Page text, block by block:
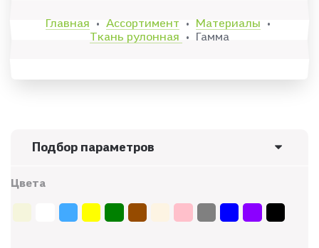
Главная • Ассортимент • Материалы •
Ткань рулонная • Гамма
Подбор параметров
Цвета